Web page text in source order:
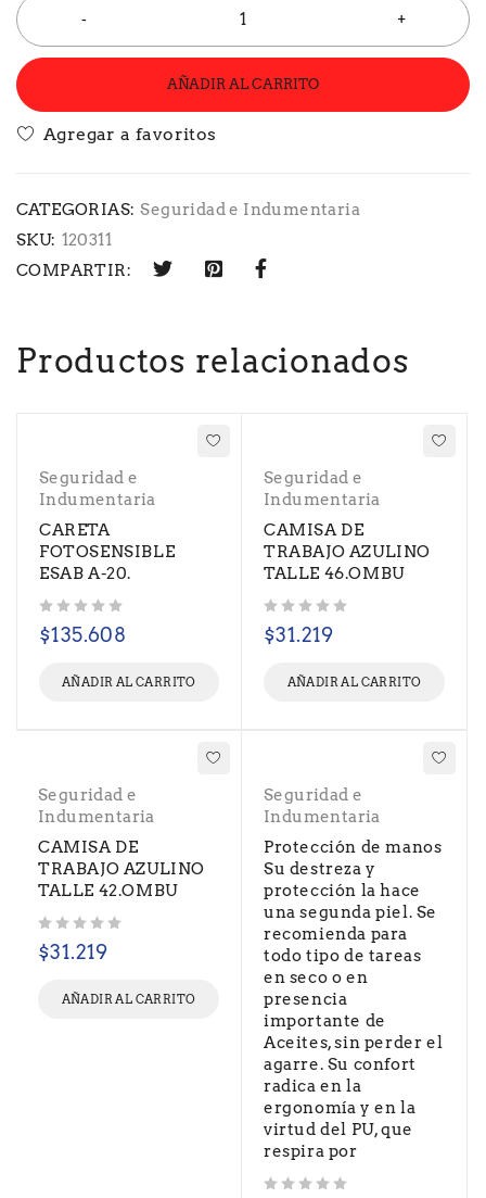
AÑADIR AL CARRITO
CATEGORIAS: Seguridad e Indumentaria
SKU: 120311
COMPARTIR:
Productos relacionados
Seguridad e
Indumentaria
CARETA
FOTOSENSIBLE
ESAB A-20.
$135.608
AÑADIR AL CARRITO
Seguridad e
Indumentaria
CAMISA DE
TRABAJO AZULINO
TALLE 46.OMBU
$31.219
AÑADIR AL CARRITO
Seguridad e
Indumentaria
CAMISA DE
TRABAJO AZULINO
TALLE 42.OMBU
$31.219
AÑADIR AL CARRITO
Seguridad e
Indumentaria
Protección de manos
Su destreza y
protección la hace
una segunda piel. Se
recomienda para
todo tipo de tareas
en seco o en
presencia
importante de
Aceites, sin perder el
agarre. Su confort
radica en la
ergonomía y en la
virtud del PU, que
respira por